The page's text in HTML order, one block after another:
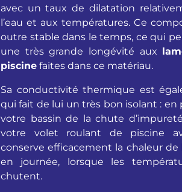
avec un taux de dilatation
l’eau et aux températures. Ce
outre stable dans le temps, ce qui
une très grande longévité aux
piscine faites dans ce matériau.
Sa conductivité thermique est
qui fait de lui un très bon isolant : en
votre bassin de la chute
votre volet roulant de piscine
conserve efficacement la chaleur de
en journée, lorsque les
chutent.